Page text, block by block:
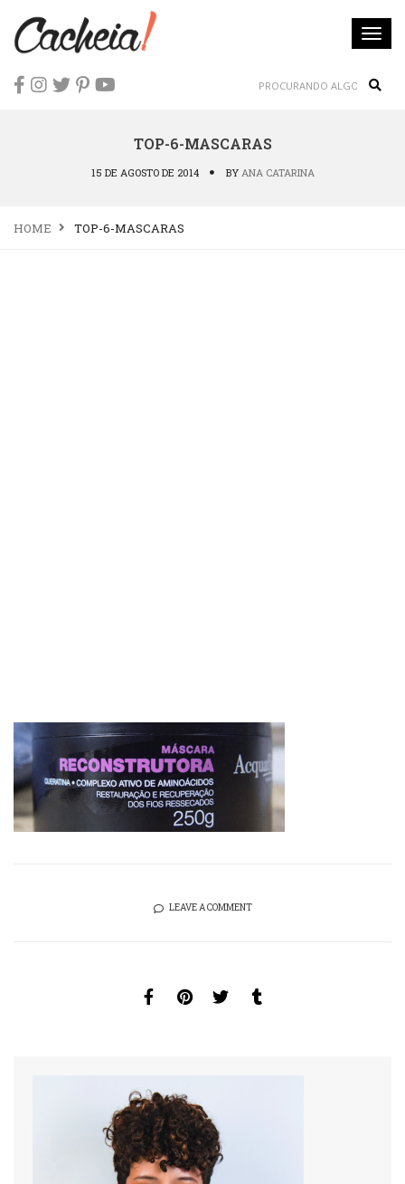
TOP-6-MASCARAS
15 DE AGOSTO DE 2014 BY ANA CATARINA
HOME TOP-6-MASCARAS
LEAVE A COMMENT